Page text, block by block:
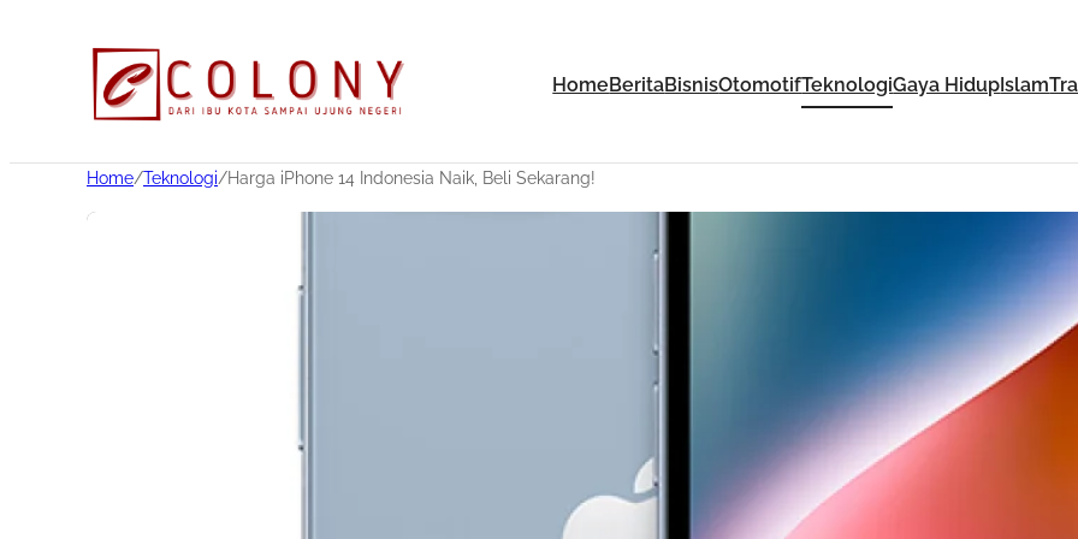
HomeBeritaBisnisOtomotifTeknologiGaya Hidup Islam
Home/Teknologi/Harga iPhone 14 Indonesia Naik, Beli Sekarang!